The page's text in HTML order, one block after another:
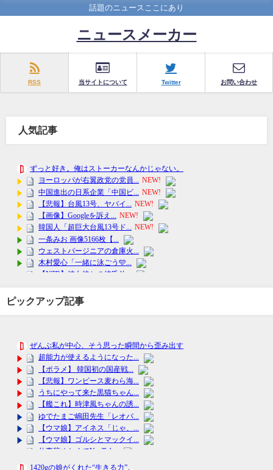
話題のニュースここにあり
ニュースメーカー
RSS 当サイトについて Twitter お問い合わせ
人気記事
ピックアップ記事